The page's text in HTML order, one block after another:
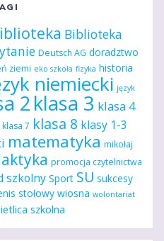
Biblioteka
Deutsch AG doradztwo
ziemi eko szkoła fizyka historia
niemiecki język
2klasa 3 klasa 4
klasa 7 klasa 8 klasy 1-3
matematyka mikołaj
promocja czytelnictwa
szkolny Sport SU sukcesy
stołowy wiosna wolontariat
szkolna